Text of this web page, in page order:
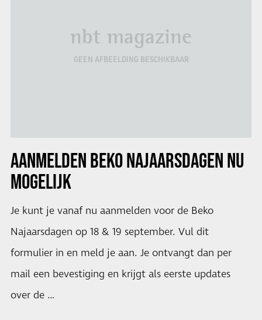
nbt magazine
GEEN AFBEELDING BESCHIKBAAR
AANMELDEN BEKO NAJAARSDAGEN NU
MOGELIJK
Je kunt je vanaf nu aanmelden voor de Beko
Najaarsdagen op 18 & 19 september. Vul dit
formulier in en meld je aan. Je ontvangt dan per
mail een bevestiging en krijgt als eerste updates
over de …